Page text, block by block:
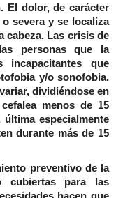
El dolor, de carácter
severa y se localiza
cabeza. Las crisis de
personas que la
incapacitantes que
y/o sonofobia.
dividiéndose en
menos de 15
especialmente
durante más de 15
preventivo de la
cubiertas para las